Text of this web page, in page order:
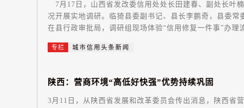
7月17日，山西省发改委信用处处长田建春、副处长叶
况开展实地调研。临猗县委副书记、县长李鹏奇，县委
在县行政审批局，调研组现场体验“信用修复一件事”办理
专栏 城市信用头条新闻
陕西： 营商环境“高低好快强”优势持续巩 固
3月11日，从陕西省发展和改革委员会传出消息，陕西省